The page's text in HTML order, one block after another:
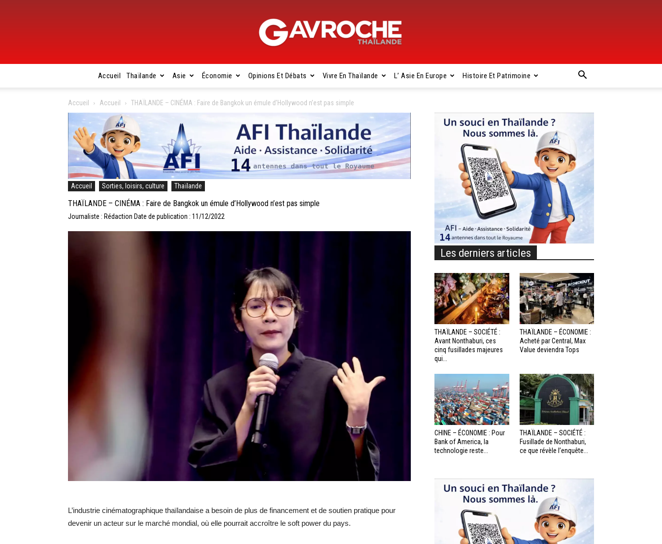
Gavroche
Thaïlande
Accueil Thaïlande Asie Économie Opinions Et Débats Vivre En Thaïlande L’ Asie En Europe Histoire Et Patrimoine
Accueil Accueil THAÏLANDE – CINÉMA : Faire de Bangkok un émule d’Hollywood n’est pas simple
Accueil Sorties, loisirs, culture Thaïlande
THAÏLANDE – CINÉMA : Faire de Bangkok un émule d’Hollywood n’est pas simple
Journaliste : Rédaction Date de publication : 11/12/2022
L’industrie cinématographique thaïlandaise a besoin de plus de financement et de soutien pratique pour
devenir un acteur sur le marché mondial, où elle pourrait accroître le soft power du pays.
Les derniers articles
THAÏLANDE – SOCIÉTÉ :
Avant Nonthaburi, ces
cinq fusillades majeures
qui...
THAÏLANDE – ÉCONOMIE :
Acheté par Central, Max
Value deviendra Tops
CHINE – ÉCONOMIE : Pour
Bank of America, la
technologie reste...
THAÏLANDE – SOCIÉTÉ :
Fusillade de Nonthaburi,
ce que révèle l’enquête...